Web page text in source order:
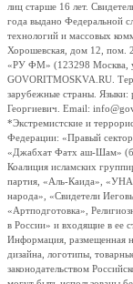
лиц старше 16 лет.
года выдано Федеральной
технологий и массовых
Хорошевская, дом 12, пом.
«РУ ФМ» (123298 Москва,
GOVORITMOSKVA.RU.
зарубежные страны. Языки:
Георгиевич. Email:
*Экстремистские и
Федерации: «Правый
«Джабхат Фатх аш-Шам»
Коалиция исламских
партия, «Аль-Каида»,
народа», «Свидетели
«Артподготовка»,
в России» и входящие в ее
Информация, размещенная
дизайна, логотипы,
законодательством